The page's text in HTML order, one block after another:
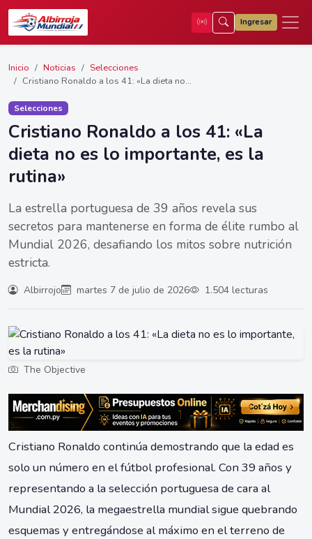
Ingresar
Inicio Noticias
Selecciones
Cristiano Ronaldo a los 41: «La dieta no...
Selecciones
Cristiano Ronaldo a los 41: «La
dieta no es lo importante, es la
rutina»
La estrella portuguesa de 39 años revela sus
secretos para mantenerse en forma de élite rumbo al
Mundial 2026, desafiando los mitos sobre nutrición
estricta.
Albirrojo martes 7 de julio de 2026 1.504 lecturas
The Objective
Cristiano Ronaldo continúa demostrando que la edad es
solo un número en el fútbol profesional. Con 39 años y
representando a la selección portuguesa de cara al
Mundial 2026, la megaestrella mundial sigue quebrando
esquemas y entregándose al máximo en el terreno de